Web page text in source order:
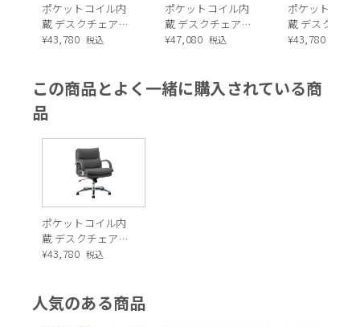
ポケットコイル内
蔵 デスクチェア
（シルキーファイ
¥43,780 税込
ポケットコイル内
蔵 デスクチェア
（シルキーファイ
¥47,080 税込
ポケットコイ
蔵 デスクチェ
（シルキーフ
¥43,780
この商品とよく一緒に購入されている商
品
ポケットコイル内
蔵 デスクチェア
（シルキーファイ
¥43,780 税込
人気のある商品